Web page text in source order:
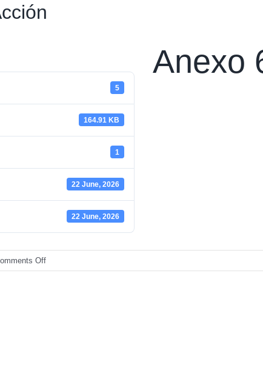
5
164.91 KB
1
22 June, 2026
22 June, 2026
Anexo
Offon
Anexo